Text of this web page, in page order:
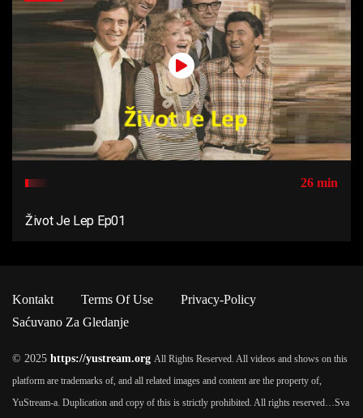
26 min
Život Je Lep Ep01
Kontakt Terms Of Use
Privacy-Policy
Saćuvano Za Gledanje
© 2025 https://yustream.org All Rights Reserved. All videos and shows on this
platform are trademarks of, and all related images and content are the property of,
YuStream-a. Duplication and copy of this is strictly prohibited. All rights reserved…Sva